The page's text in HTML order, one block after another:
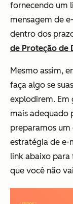
fornecendo um
mensagem de
dentro dos
de Proteção de
Mesmo assim,
faça algo se
explodirem. Em
mais adequado
preparamos
estratégia de e-
link abaixo para
que você não